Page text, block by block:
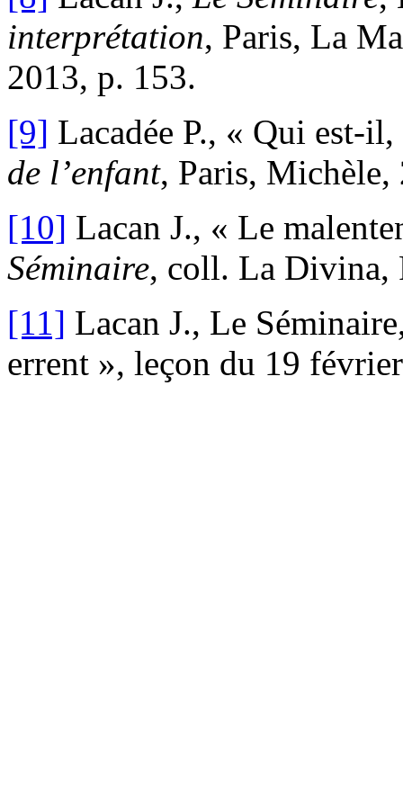
interprétation, Paris, La
2013, p. 153.
[9] Lacadée P., « Qui est-
de l’enfant, Paris, Michèle,
[10] Lacan J., « Le
Séminaire, coll. La Divina,
[11] Lacan J., Le
errent », leçon du 19